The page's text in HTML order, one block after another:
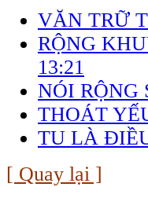
VĂN TRỮ
RỘNG
13:21
NÓI RỘNG
THOÁT
TU LÀ
[ Quay lại ]